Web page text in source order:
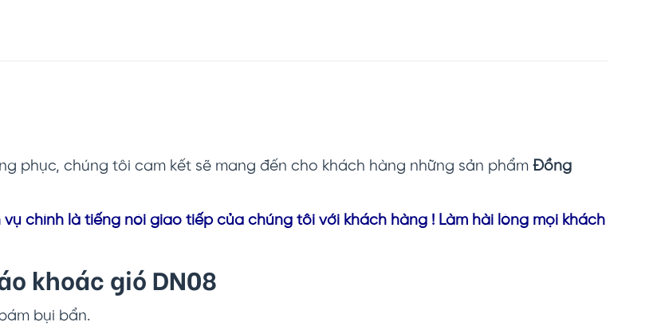
phục, chúng tôi cam kết sẽ mang đến cho khách hàng những sản phẩm Đồng
chính là tiếng nói giao tiếp của chúng tôi với khách hàng ! Làm hài lòng mọi khách
khoác gió DN08
bụi bẩn.